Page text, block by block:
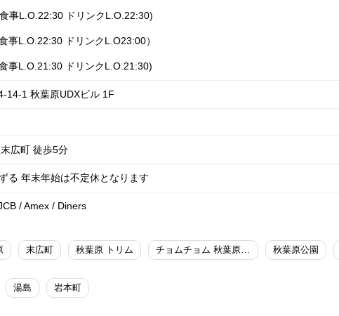
事L.O.22:30 ドリンクL.O.22:30)
事L.O.22:30 ドリンクL.O23:00）
事L.O.21:30 ドリンクL.O.21:30)
14-1 秋葉原UDXビル 1F
広町 徒歩5分
る 年末年始は不定休となります
/ Amex / Diners
末広町 秋葉原 トリム チョムチョム 秋葉原 レストラン 秋葉原公園
湯島 岩本町